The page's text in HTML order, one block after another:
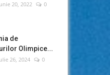
20, 2022
0
de
Olimpice...
26, 2024
0